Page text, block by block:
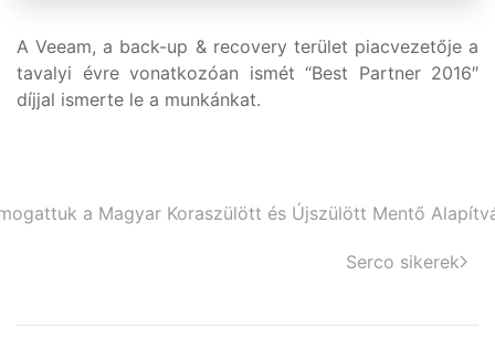
A Veeam, a back-up & recovery terület piacvezetője a
tavalyi évre vonatkozóan ismét “Best Partner 2016″
díjjal ismerte le a munkánkat.
a Magyar Koraszülött és Újszülött Mentő
Serco sikerek